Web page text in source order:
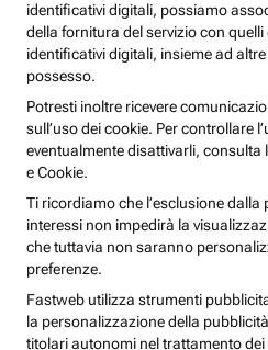
identificativi digitali, possiamo
della fornitura del servizio con
identificativi digitali, insieme ad
possesso.
Potresti inoltre ricevere
sull’uso dei cookie. Per controllare
eventualmente disattivarli, consulta
e Cookie.
Ti ricordiamo che l’esclusione
interessi non impedirà la
che tuttavia non saranno
preferenze.
Fastweb utilizza strumenti
la personalizzazione della
titolari autonomi nel trattamento